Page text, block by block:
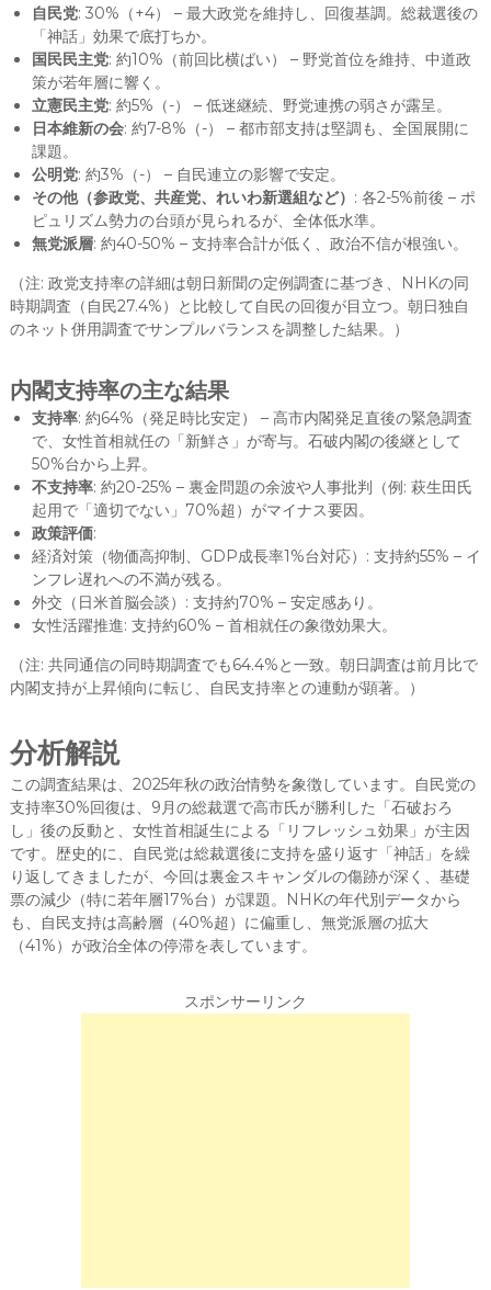
自民党: 30%（+4） – 最大政党を維持し、回復基調。総裁選後の
「神話」効果で底打ちか。
国民民主党: 約10%（前回比横ばい） – 野党首位を維持、中道政
策が若年層に響く。
立憲民主党: 約5%（-） – 低迷継続、野党連携の弱さが露呈。
日本維新の会: 約7-8%（-） – 都市部支持は堅調も、全国展開に
課題。
公明党: 約3%（-） – 自民連立の影響で安定。
その他（参政党、共産党、れいわ新選組など） : 各2-5%前後 – ポ
ピュリズム勢力の台頭が見られるが、全体低水準。
無党派層: 約40-50% – 支持率合計が低く、政治不信が根強い。
（注: 政党支持率の詳細は朝日新聞の定例調査に基づき、NHKの同
時期調査（自民27.4%）と比較して自民の回復が目立つ。朝日独自
のネット併用調査でサンプルバランスを調整した結果。）
内閣支持率の主な結果
支持率: 約64%（発足時比安定） – 高市内閣発足直後の緊急調査
で、女性首相就任の「新鮮さ」が寄与。石破内閣の後継として
50%台から上昇。
不支持率: 約20-25% – 裏金問題の余波や人事批判（例: 萩生田氏
起用で「適切でない」70%超）がマイナス要因。
政策評価:
経済対策（物価高抑制、GDP成長率1%台対応）: 支持約55% – イ
ンフレ遅れへの不満が残る。
外交（日米首脳会談）: 支持約70% – 安定感あり。
女性活躍推進: 支持約60% – 首相就任の象徴効果大。
（注: 共同通信の同時期調査でも64.4%と一致。朝日調査は前月比で
内閣支持が上昇傾向に転じ、自民支持率との連動が顕著。）
分析解説
この調査結果は、2025年秋の政治情勢を象徴しています。自民党の
支持率30%回復は、9月の総裁選で高市氏が勝利した「石破おろ
し」後の反動と、女性首相誕生による「リフレッシュ効果」が主因
です。歴史的に、自民党は総裁選後に支持を盛り返す「神話」を繰
り返してきましたが、今回は裏金スキャンダルの傷跡が深く、基礎
票の減少（特に若年層17%台）が課題。NHKの年代別データから
も、自民支持は高齢層（40%超）に偏重し、無党派層の拡大
（41%）が政治全体の停滞を表しています。
スポンサーリンク